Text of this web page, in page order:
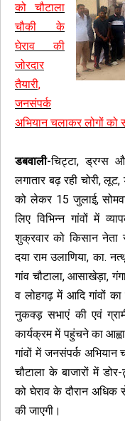
को चौटाला
चौकी के
घेराव की
जोरदार
तैयारी,
जनसंपर्क
अभियान चलाकर लोगों को
डबवाली-चिट्टा, ड्रग्स
लगातार बढ़ रही चोरी,
को लेकर 15 जुलाई,
लिए विभिन्न गांवों में
शुक्रवार को किसान नेता
दया राम उलाणिया, का.
गांव चौटाला, आसाखेड़ा,
व लोहगढ़ में आदि गांवों का
नुकक्ड़ सभाएं की एवं
कार्यक्रम में पहुंचने का
गांवों में जनसंपर्क अभियान
चौटाला के बाजारों में
को घेराव के दौरान अधिक
की जाएगी।